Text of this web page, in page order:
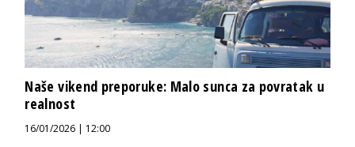
Naše vikend preporuke: Malo sunca za povratak u
realnost
16/01/2026 | 12:00